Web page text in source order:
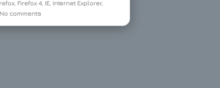
, Firefox 4, IE, Internet Explorer,
No comments